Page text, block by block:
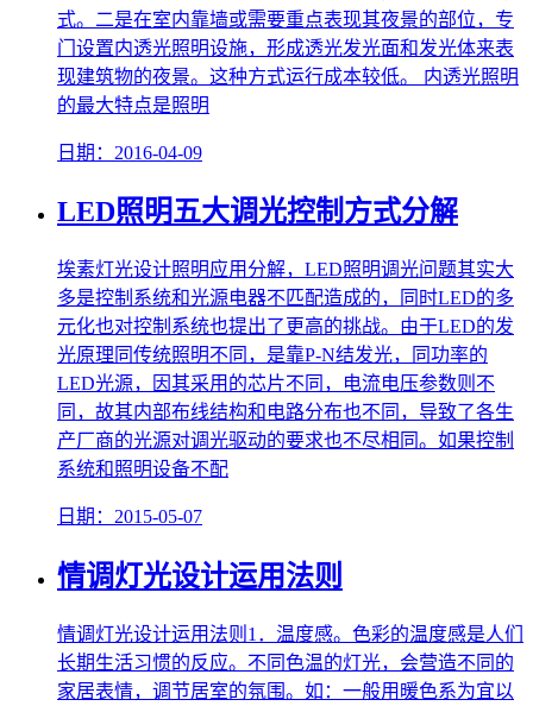
式。二是在室内靠墙或需要重点表现其夜景的部位，专
门设置内透光照明设施，形成透光发光面和发光体来表
现建筑物的夜景。这种方式运行成本较低。 内透光照明
的最大特点是照明
日期：2016-04-09
LED照明五大调光控制方式分解
埃素灯光设计照明应用分解，LED照明调光问题其实大
多是控制系统和光源电器不匹配造成的，同时LED的多
元化也对控制系统也提出了更高的挑战。由于LED的发
光原理同传统照明不同，是靠P-N结发光，同功率的
LED光源，因其采用的芯片不同，电流电压参数则不
同，故其内部布线结构和电路分布也不同，导致了各生
产厂商的光源对调光驱动的要求也不尽相同。如果控制
系统和照明设备不配
日期：2015-05-07
情调灯光设计运用法则
情调灯光设计运用法则1．温度感。色彩的温度感是人们
长期生活习惯的反应。不同色温的灯光，会营造不同的
家居表情，调节居室的氛围。如：一般用暖色系为宜以